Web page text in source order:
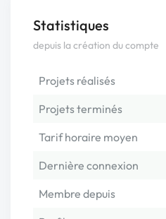
Statistiques
depuis la création du compte
Projets réalisés
Projets terminés
Tarif horaire moyen
Dernière connexion
Membre depuis